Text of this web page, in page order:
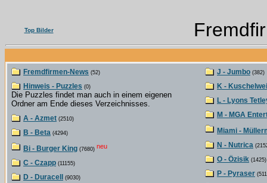
Top Bilder
Fremdfirmen-News (52)
Hinweis - Puzzles (0)
Die Puzzles findet man auch in einem eigenen
Ordner am Ende dieses Verzeichnisses.
A - Azmet (2510)
B - Beta (4294)
Bi - Burger King (7680) neu
C - Czapp (11155)
D - Duracell (9030)
J - Jumbo (382)
K -
L - Lyons
M - MGA
Miami -
N - Nutrica
O - Özisik (1425)
P - Pyraser